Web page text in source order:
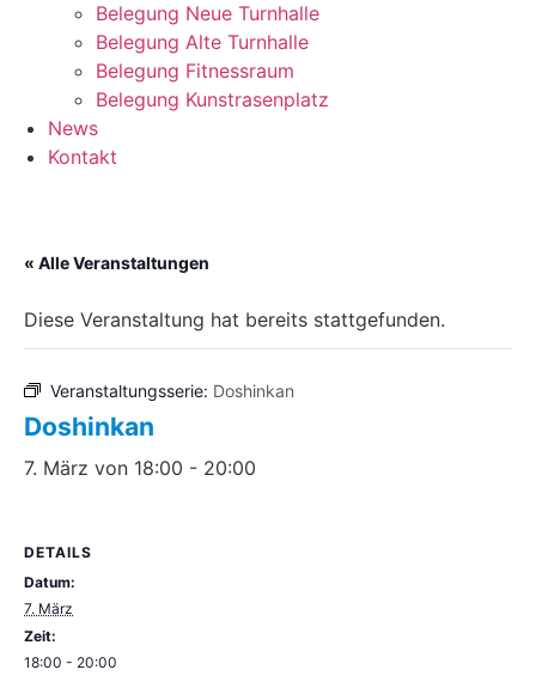
Belegung Neue Turnhalle
Belegung Alte Turnhalle
Belegung Fitnessraum
Belegung Kunstrasenplatz
News
Kontakt
« Alle Veranstaltungen
Diese Veranstaltung hat bereits stattgefunden.
Veranstaltungsserie: Doshinkan
Doshinkan
7. März von 18:00 - 20:00
DETAILS
Datum:
7. März
Zeit:
18:00 - 20:00